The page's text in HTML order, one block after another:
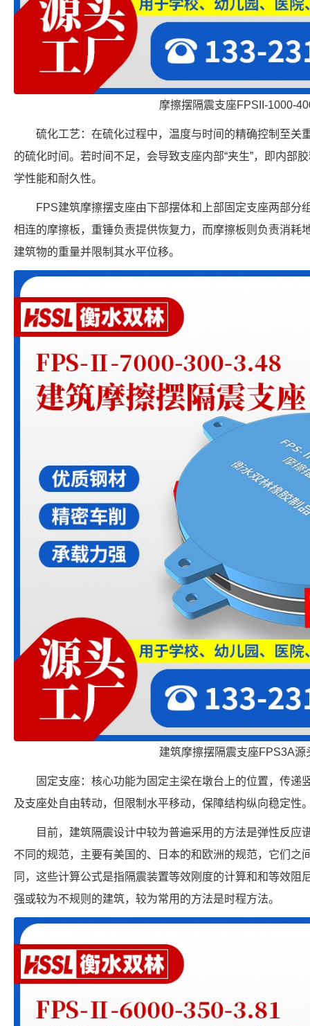
摩擦摆隔震支座FPSII-1000-
硫化工艺：在硫化过程中，温度与时间的精确控制至关
的硫化时间。若时间不足，会导致支座内部“夹生”，即内部
学性能和耐久性。
FPS建筑摩擦摆支座由下部摆体和上部固定支座两部分
相连的摩擦板，重锤负责提供恢复力，而摩擦板则负责消耗
建筑物的重量并限制其水平位移。
建筑摩擦摆隔震支座FPS3A源
固定支座：核心功能为固定主梁在墩台上的位置，传递
及支座处自由转动，但限制水平移动，保障结构纵向稳定性
目前，建筑隔震设计中较为普遍采用的方法是弹性反应
不同的规范，主要有美国的、日本的和欧洲的规范，它们之
同，这些计算公式是指隔震装置等效刚度的计算和和等效阻
强或较为不规则的建筑，较为常用的方法是时程方法。